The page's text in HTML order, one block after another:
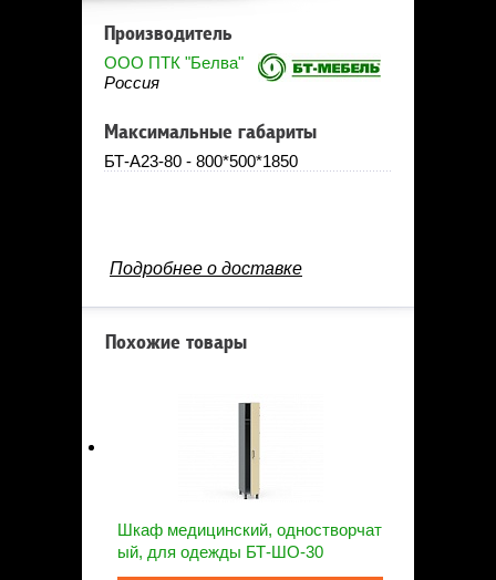
Производитель
ООО ПТК "Белва"
Россия
Максимальные габариты
БТ-А23-80 - 800*500*1850
Подробнее о доставке
Похожие товары
Шкаф медицинский, одностворчат
ый, для одежды БТ-ШО-30